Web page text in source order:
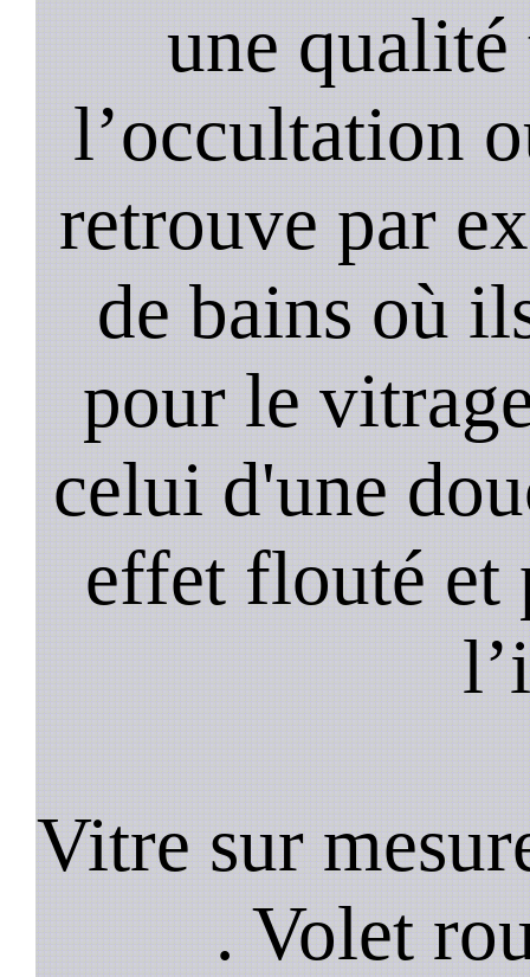
une
l’occultation
retrouve par
de bains où
pour le
celui d'une
effet flouté et
Vitre sur
. Volet